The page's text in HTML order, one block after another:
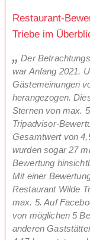
Restaurant-
Triebe im
Der
war Anfang 2021.
Gästemeinungen
herangezogen.
Sternen von max.
Tripadvisor-
Gesamtwert von
wurden sogar 27
Bewertung
Mit einer
Restaurant Wilde
max. 5. Auf
von möglichen 5
anderen